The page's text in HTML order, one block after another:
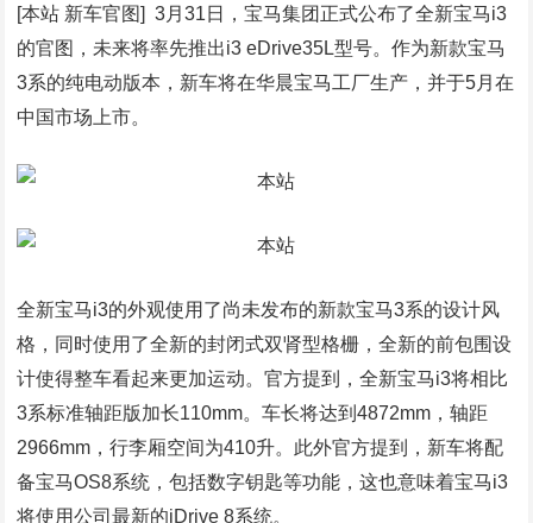
[本站 新车官图] 3月31日，宝马集团正式公布了全新宝马i3
的官图，未来将率先推出i3 eDrive35L型号。作为新款宝马
3系的纯电动版本，新车将在华晨宝马工厂生产，并于5月在
中国市场上市。
全新宝马i3的外观使用了尚未发布的新款宝马3系的设计风
格，同时使用了全新的封闭式双肾型格栅，全新的前包围设
计使得整车看起来更加运动。官方提到，全新宝马i3将相比
3系标准轴距版加长110mm。车长将达到4872mm，轴距
2966mm，行李厢空间为410升。此外官方提到，新车将配
备宝马OS8系统，包括数字钥匙等功能，这也意味着宝马i3
将使用公司最新的iDrive 8系统。